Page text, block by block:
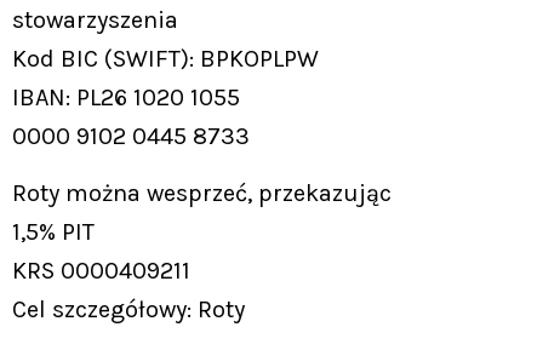
stowarzyszenia
Kod BIC (SWIFT): BPKOPLPW
IBAN: PL26 1020 1055
0000 9102 0445 8733
Roty można wesprzeć, przekazując
1,5% PIT
KRS 0000409211
Cel szczegółowy: Roty